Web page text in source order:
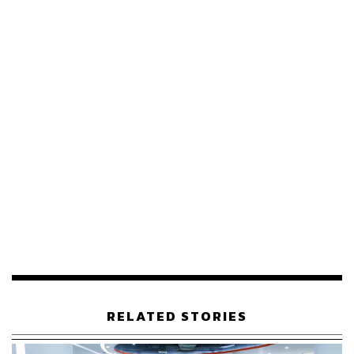
กรุงเทพมหานคร อีกทั้งตั้งเป้านำไปใช้ตรวจเก็บตัวอย่างหาผู้
ป่วยโควิด-19 เชิงรุก ในพื้นที่ต่างๆ ทั่วประเทศ
RELATED STORIES